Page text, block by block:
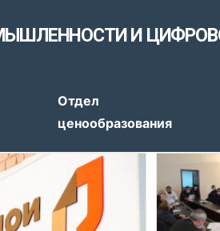
И
Отдел
ценообразования